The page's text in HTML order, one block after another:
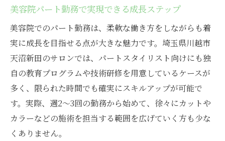
美容院パート勤務で実現できる成長ステップ
美容院でのパート勤務は、柔軟な働き方をしながらも着
実に成長を目指せる点が大きな魅力です。埼玉県川越市
天沼新田のサロンでは、パートスタイリスト向けにも独
自の教育プログラムや技術研修を用意しているケースが
多く、限られた時間でも確実にスキルアップが可能で
す。実際、週2〜3回の勤務から始めて、徐々にカットや
カラーなどの施術を担当する範囲を広げていく方も少な
くありません。